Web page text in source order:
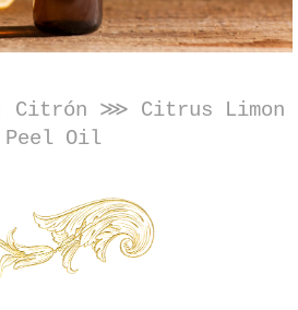
Citrón ⋙ Citrus Limon
Peel Oil